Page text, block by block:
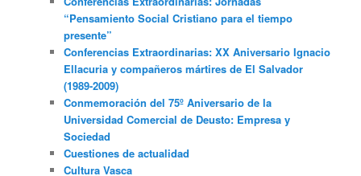
“Pensamiento Social Cristiano para el tiempo
presente”
Conferencias Extraordinarias: XX Aniversario Ignacio
Ellacuria y compañeros mártires de El Salvador
(1989-2009)
Conmemoración del 75º Aniversario de la
Universidad Comercial de Deusto: Empresa y
Sociedad
Cuestiones de actualidad
Cultura Vasca